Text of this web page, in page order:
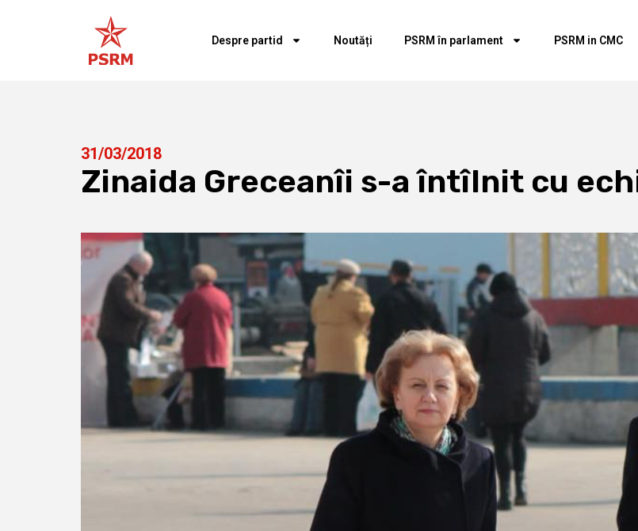
Despre partid Noutăți PSRM în parlament PSRM in CMC
31/03/2018
Zinaida Greceanîi s-a întîlnit cu